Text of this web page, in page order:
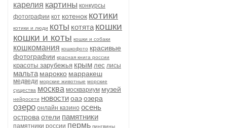
карелия картины конкурсы
фотографии кот котенок котики
котики и люди коты котята кошки
кошки и коты кошки и собаки
кошкомания кошкофото красивые
фотографии красная книга россии
красоты зарубежья крым лес лисы
мальта марокко марракеш
медведи морские животные морские
существа москва москвариум музей
нейросети новостиоаэозера
озеро онлайн казино осень
острова отели памятники
памятники россии пермь пингвины